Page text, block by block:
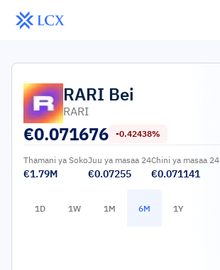
RARI Bei
RARI
€0.071676 -0.42438%
Thamani ya Soko
€1.79M
Juu ya masaa 24
€0.07255
Chini ya masaa 24
€0.071141
1D 1W 1M 6M 1Y